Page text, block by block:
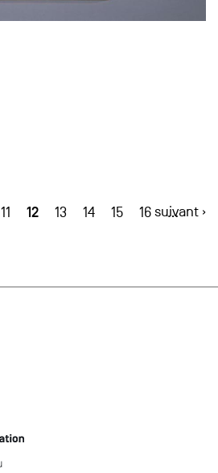
11 12 13 14 15 16 …
suivant ›